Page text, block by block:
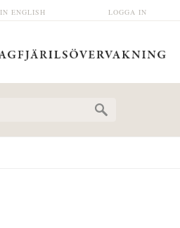
LOGGA IN
IN ENGLISH